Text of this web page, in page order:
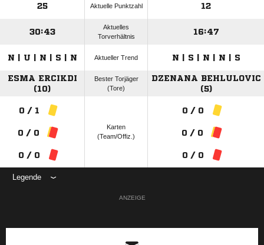
25 Aktuelle Punktzahl 12
30:43
Aktuelles
Torverhältnis
16:47
N | U | N | S | N Aktueller Trend N | S | N | N | S
ESMA ERCIKDI
(10)
Bester Torjäger
(Tore)
DZENANA BEHLULOVIC
(5)
0 / 1
0 / 0
0 / 0
Karten
(Team/Offiz.)
0 / 0
0 / 0
0 / 0
Legende
ANZEIGE